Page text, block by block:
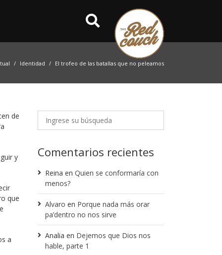
Identidad El trofeo de las batallas que no peleamos
de
y
que
a
Comentarios recientes
Reina en Quien se conformaría con
menos?
Alvaro en Porque nada más orar
pa’dentro no nos sirve
Analia en Dejemos que Dios nos
hable, parte 1